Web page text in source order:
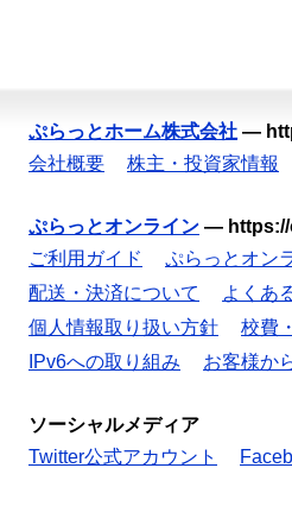
ぷらっとホーム株式会社 —
会社概要
株主・投資家情報
ぷらっとオンライン —
ご利用ガイド
ぷらっとオン
配送・決済について
よくあ
個人情報取り扱い方針
校費
IPv6への取り組み
お客様か
ソーシャルメディア
Twitter公式アカウント